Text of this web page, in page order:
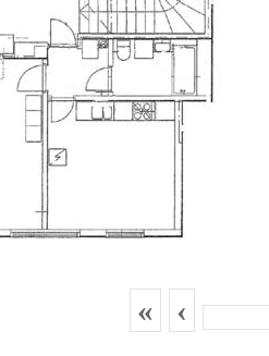
« ‹